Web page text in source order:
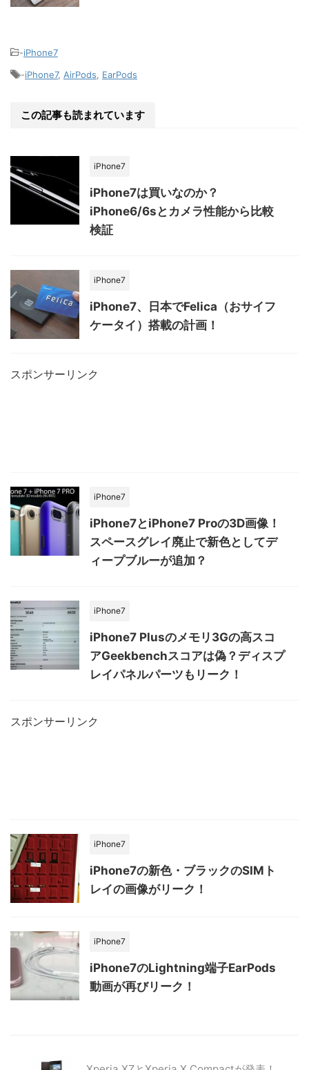
-iPhone7
-iPhone7, AirPods EarPods
この記事も読まれています
iPhone7
iPhone7は買いなのか？
iPhone6/6sとカメラ性能から比較
検証
iPhone7
iPhone7、日本でFelica（おサイフ
ケータイ）搭載の計画！
スポンサーリンク
iPhone7
iPhone7とiPhone7 Proの3D画像！
スペースグレイ廃止で新色としてデ
ィープブルーが追加？
iPhone7
iPhone7 Plusのメモリ3Gの高スコ
アGeekbenchスコアは偽？ディスプ
レイパネルパーツもリーク！
スポンサーリンク
iPhone7
iPhone7の新色・ブラックのSIMト
レイの画像がリーク！
iPhone7
iPhone7のLightning端子EarPods
動画が再びリーク！